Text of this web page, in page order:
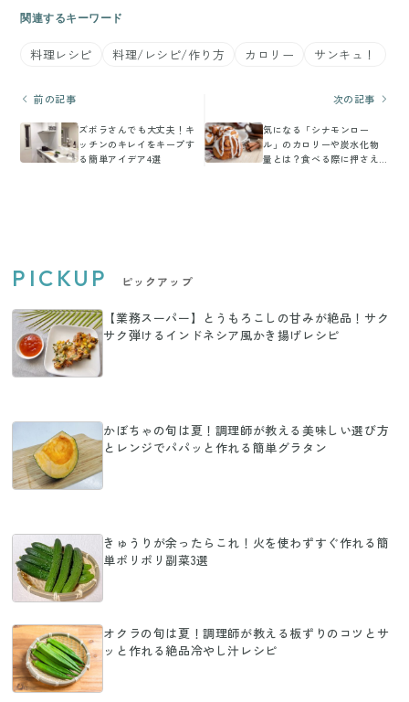
関連するキーワード
料理レシピ 料理/レシピ/作り方 カロリー サンキュ！
前の記事
ズボラさんでも大丈夫！キ
ッチンのキレイをキープす
る簡単アイデア4選
次の記事
気になる「シナモンロー
ル」のカロリーや炭水化物
量とは？食べる際に押さえ
PICKUP ピックアップ
【業務スーパー】とうもろこしの甘みが絶品！サク
サク弾けるインドネシア風かき揚げレシピ
かぼちゃの旬は夏！調理師が教える美味しい選び方
とレンジでパパッと作れる簡単グラタン
きゅうりが余ったらこれ！火を使わずすぐ作れる簡
単ポリポリ副菜3選
オクラの旬は夏！調理師が教える板ずりのコツとサ
ッと作れる絶品冷やし汁レシピ